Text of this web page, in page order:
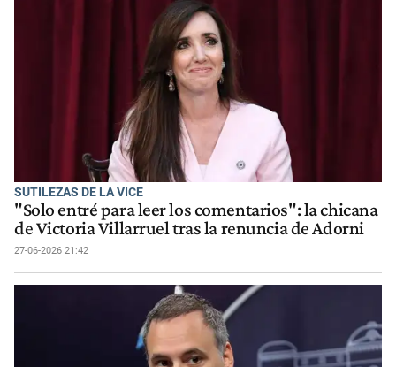
SUTILEZAS DE LA VICE
"Solo entré para leer los comentarios": la chicana
de Victoria Villarruel tras la renuncia de Adorni
27-06-2026 21:42